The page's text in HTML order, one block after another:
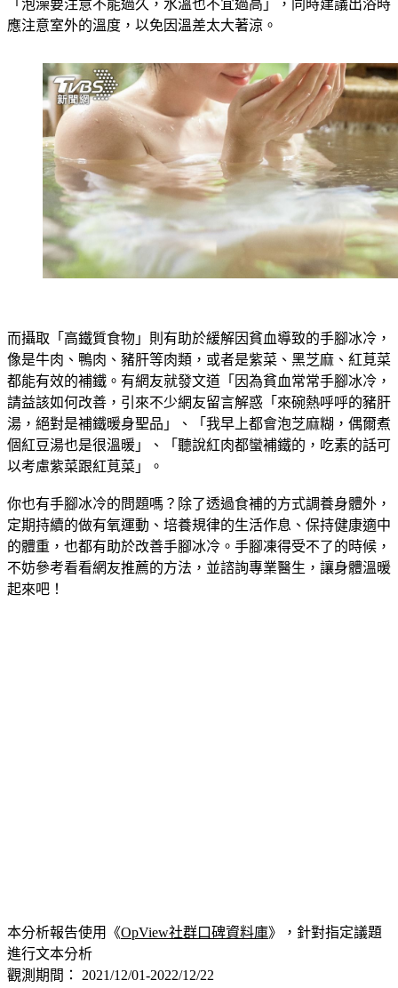
「泡澡要注意不能過久，水溫也不宜過高」，同時建議出浴時
應注意室外的溫度，以免因溫差太大著涼。
而攝取「高鐵質食物」則有助於緩解因貧血導致的手腳冰冷，
像是牛肉、鴨肉、豬肝等肉類，或者是紫菜、黑芝麻、紅莧菜
都能有效的補鐵。有網友就發文道「因為貧血常常手腳冰冷，
請益該如何改善，引來不少網友留言解惑「來碗熱呼呼的豬肝
湯，絕對是補鐵暖身聖品」、「我早上都會泡芝麻糊，偶爾煮
個紅豆湯也是很溫暖」、「聽說紅肉都蠻補鐵的，吃素的話可
以考慮紫菜跟紅莧菜」。
你也有手腳冰冷的問題嗎？除了透過食補的方式調養身體外，
定期持續的做有氧運動、培養規律的生活作息、保持健康適中
的體重，也都有助於改善手腳冰冷。手腳凍得受不了的時候，
不妨參考看看網友推薦的方法，並諮詢專業醫生，讓身體溫暖
起來吧！
本分析報告使用《OpView社群口碑資料庫》，針對指定議題
進行文本分析
觀測期間： 2021/12/01-2022/12/22